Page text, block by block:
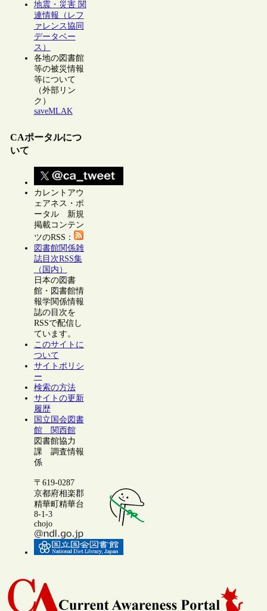
地震・災害 関
連情報（レフ
ァレンス協同
データベー
ス）
各地の図書館
等の被災情報
等について
（外部リン
ク）
saveMLAK
CAポータルにつ
いて
カレントアウ
ェアネス・ポ
ータル 新規
掲載コンテン
ツのRSS：
図書館関係雑
誌目次RSS集
（国内）
日本の図書
館・図書館情
報学関係情報
誌の目次を
RSSで配信し
ています。
このサイトに
ついて
サイトポリシ
ー
検索の方法
サイトの更新
履歴
国立国会図書
館 関西館
図書館協力
課 調査情報
係
〒619-0287
京都府相楽郡
精華町精華台
8-1-3
chojo